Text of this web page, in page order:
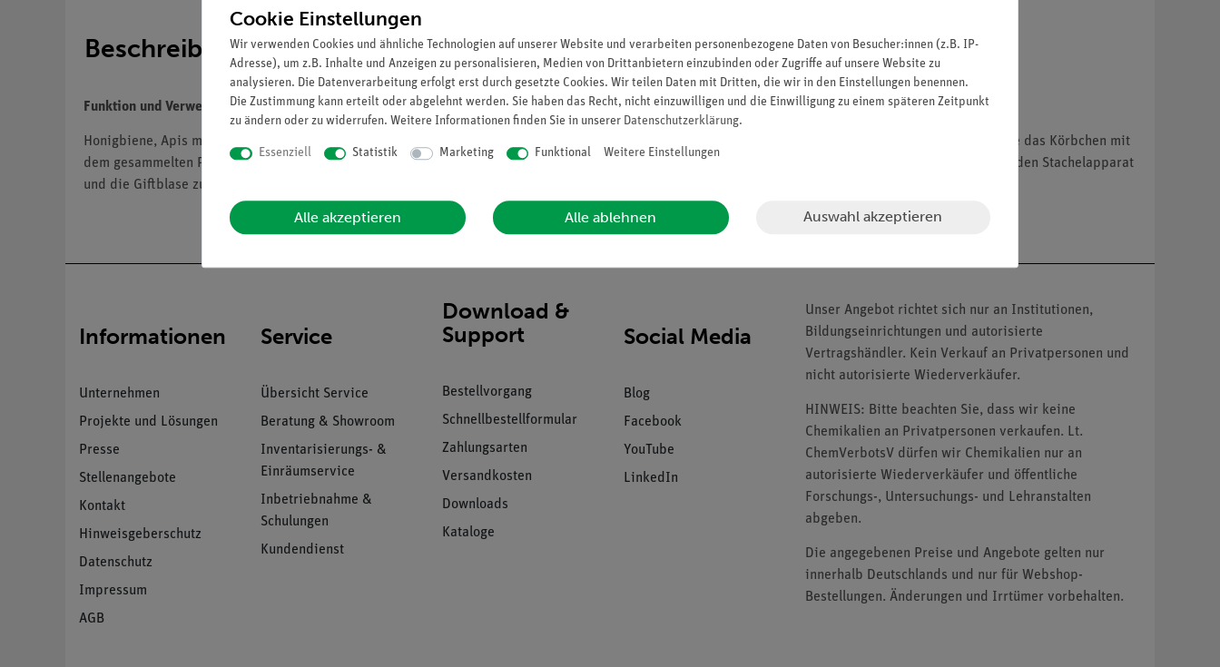
Beschreibung
Funktion und Verwendung
Honigbiene, Apis mellifera (A. mellisica), in etwa 25facher Vergrößerung, aus SOMSO-Plast®. An dem Modell ist ein Bein abnehmbar, um auf der Rückseite das Körbchen mit
dem gesammelten Pollen zu zeigen. Außerdem ist die Honigblase in Verbindung mit dem Darmstück und Kotblase herausnehmbar, um den darunterliegenden Stachelapparat
und die Giftblase zu veranschaulichen. Insgesamt 3teilig. Auf Stativ mit grünem Sockel.
Informationen
Unternehmen
Projekte und Lösungen
Presse
Stellenangebote
Kontakt
Hinweisgeberschutz
Datenschutz
Impressum
AGB
Service
Übersicht Service
Beratung & Showroom
Inventarisierungs- &
Einräumservice
Inbetriebnahme &
Schulungen
Kundendienst
Download &
Support
Bestellvorgang
Schnellbestellformular
Zahlungsarten
Versandkosten
Downloads
Kataloge
Social Media
Blog
Facebook
YouTube
LinkedIn
Unser Angebot richtet sich nur an Institutionen,
Bildungseinrichtungen und autorisierte
Vertragshändler. Kein Verkauf an Privatpersonen und
nicht autorisierte Wiederverkäufer.
HINWEIS: Bitte beachten Sie, dass wir keine
Chemikalien an Privatpersonen verkaufen. Lt.
ChemVerbotsV dürfen wir Chemikalien nur an
autorisierte Wiederverkäufer und öffentliche
Forschungs-, Untersuchungs- und Lehranstalten
abgeben.
Die angegebenen Preise und Angebote gelten nur
innerhalb Deutschlands und nur für Webshop-
Bestellungen. Änderungen und Irrtümer vorbehalten.
Cookie Einstellungen
Wir verwenden Cookies und ähnliche Technologien auf unserer Website und verarbeiten personenbezogene Daten von Besucher:innen (z.B. IP-
Adresse), um z.B. Inhalte und Anzeigen zu personalisieren, Medien von Drittanbietern einzubinden oder Zugriffe auf unsere Website zu
analysieren. Die Datenverarbeitung erfolgt erst durch gesetzte Cookies. Wir teilen Daten mit Dritten, die wir in den Einstellungen benennen.
Die Zustimmung kann erteilt oder abgelehnt werden. Sie haben das Recht, nicht einzuwilligen und die Einwilligung zu einem späteren Zeitpunkt
zu ändern oder zu widerrufen. Weitere Informationen finden Sie in unserer Daten­schutz­erklärung.
Essenziell Statistik Marketing Funktional Weitere Einstellungen
Alle akzeptieren Alle ablehnen Auswahl akzeptieren